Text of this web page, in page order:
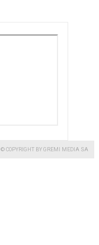
© COPYRIGHT BY GREMI MEDIA SA